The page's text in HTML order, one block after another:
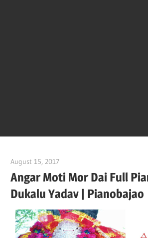
August 15, 2017
Angar Moti Mor Dai Full
Dukalu Yadav | Pianobajao